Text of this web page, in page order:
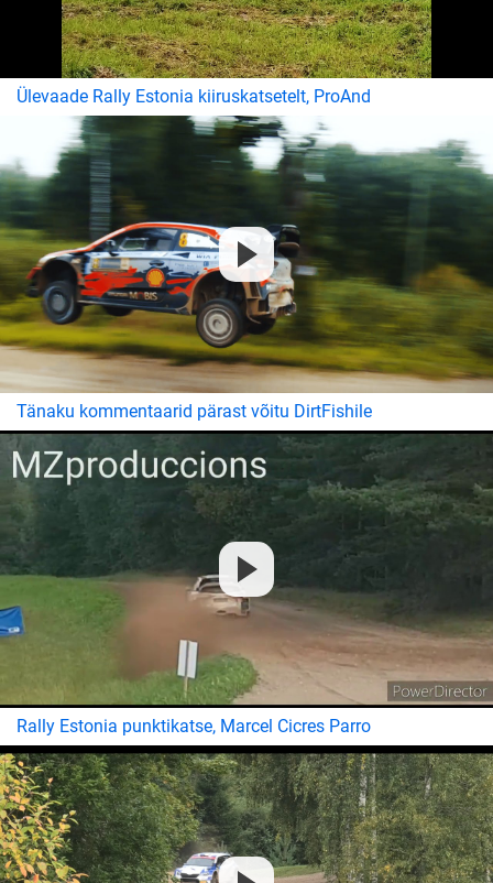
Ülevaade Rally Estonia kiiruskatsetelt, ProAnd
Tänaku kommentaarid pärast võitu DirtFishile
Rally Estonia punktikatse, Marcel Cicres Parro